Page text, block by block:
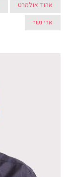
אהוד אולמרט
ארי נשר